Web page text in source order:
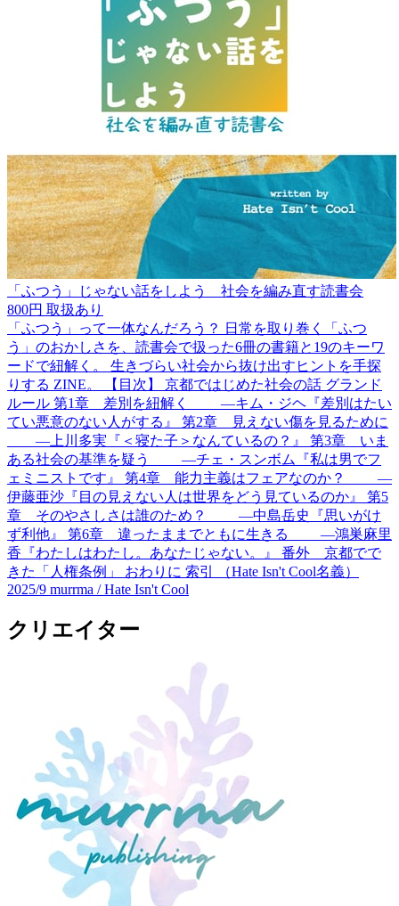
「ふつう」じゃない話をしよう 社会を編み直す読書会
800円 取扱あり
「ふつう」って一体なんだろう？ 日常を取り巻く「ふつ
う」のおかしさを、読書会で扱った6冊の書籍と19のキーワ
ードで紐解く。 生きづらい社会から抜け出すヒントを手探
りする ZINE。 【目次】 京都ではじめた社会の話 グランド
ルール 第1章 差別を紐解く ―キム・ジヘ『差別はたい
てい悪意のない人がする』 第2章 見えない傷を見るために
―上川多実『＜寝た子＞なんているの？』 第3章 いま
ある社会の基準を疑う ―チェ・スンボム『私は男でフ
ェミニストです』 第4章 能力主義はフェアなのか？ ―
伊藤亜沙『目の見えない人は世界をどう見ているのか』 第5
章 そのやさしさは誰のため？ ―中島岳史『思いがけ
ず利他』 第6章 違ったままでともに生きる ―鴻巣麻里
香『わたしはわたし。あなたじゃない。』 番外 京都でで
きた「人権条例」 おわりに 索引 （Hate Isn't Cool名義）
2025/9 murrma / Hate Isn't Cool
クリエイター